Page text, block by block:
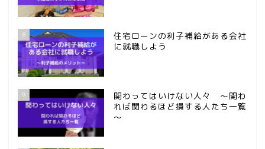
8
住宅ローンの利子補給がある会社
に就職しよう
9
関わってはいけない人々 ～関わ
れば関わるほど損する人たち一覧
～